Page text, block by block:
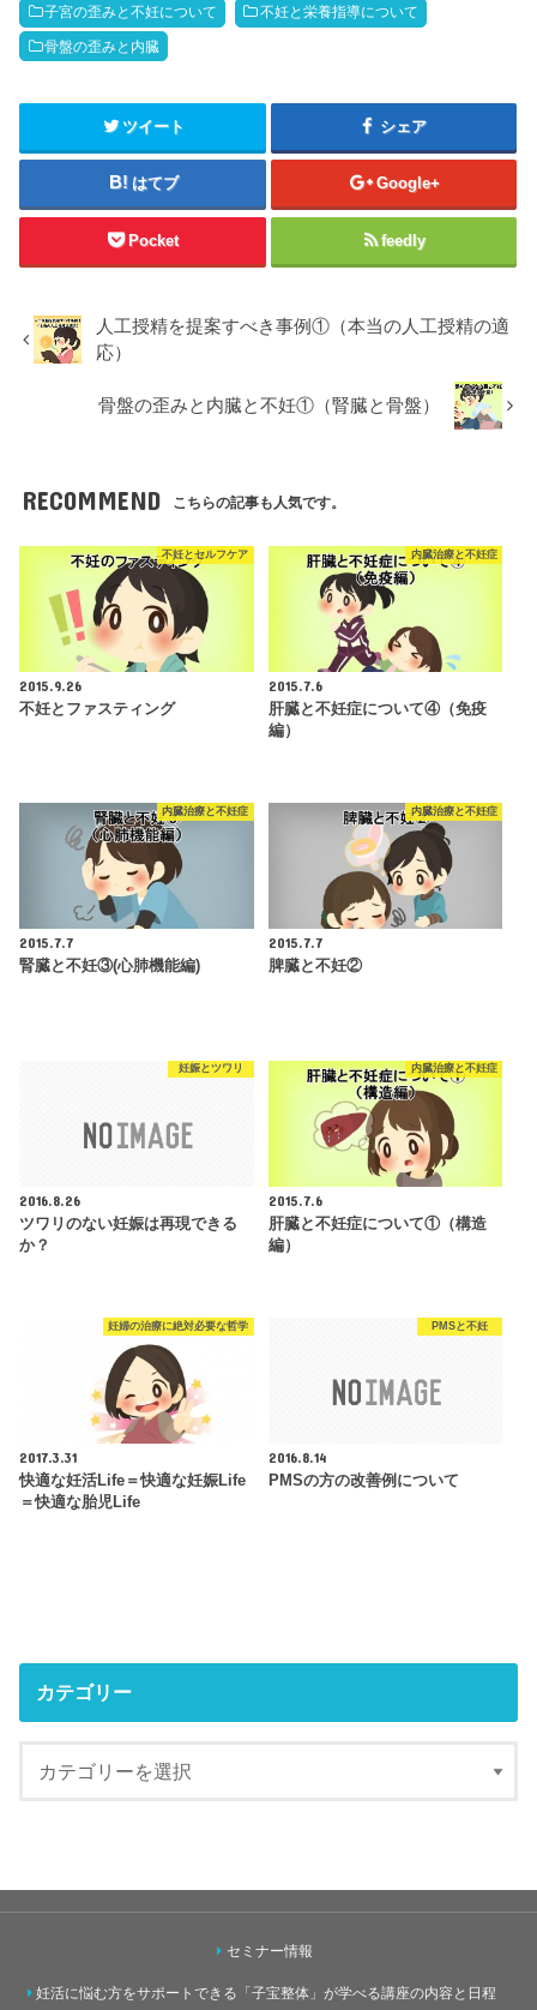
子宮の歪みと不妊について 不妊と栄養指導について
骨盤の歪みと内臓
ツイート シェア
はてブ Google+
Pocket feedly
人工授精を提案すべき事例①（本当の人工授精の適
応）
骨盤の歪みと内臓と不妊①（腎臓と骨盤）
RECOMMEND こちらの記事も人気です。
不妊とセルフケア
2015.9.26
不妊とファスティング
内臓治療と不妊症
2015.7.6
肝臓と不妊症について④（免疫
編）
内臓治療と不妊症
2015.7.7
腎臓と不妊③(心肺機能編)
内臓治療と不妊症
2015.7.7
脾臓と不妊②
妊娠とツワリ
2016.8.26
ツワリのない妊娠は再現できる
か？
内臓治療と不妊症
2015.7.6
肝臓と不妊症について①（構造
編）
妊婦の治療に絶対必要な哲学
2017.3.31
快適な妊活Life＝快適な妊娠Life
＝快適な胎児Life
PMSと不妊
2016.8.14
PMSの方の改善例について
カテゴリー
セミナー情報
妊活に悩む方をサポートできる「子宝整体」が学べる講座の内容と日程